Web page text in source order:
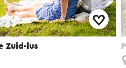
Zuid-lus